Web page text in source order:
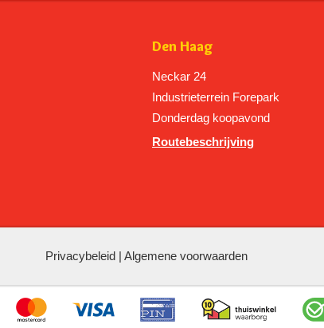
Den Haag
Neckar 24
Industrieterrein Forepark
Donderdag koopavond
Routebeschrijving
Privacybeleid | Algemene voorwaarden